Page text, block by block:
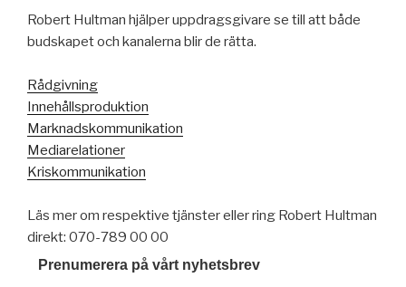
Robert Hultman hjälper uppdragsgivare se till att både
budskapet och kanalerna blir de rätta.
Rådgivning
Innehållsproduktion
Marknadskommunikation
Mediarelationer
Kriskommunikation
Läs mer om respektive tjänster eller ring Robert Hultman
direkt: 070-789 00 00
Prenumerera på vårt nyhetsbrev